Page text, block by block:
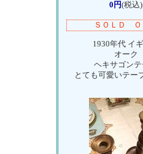
0円(税込)
ＳＯＬＤ Ｏ
1930年代 イ
オーク
ヘキサゴンテ
とても可愛いテー